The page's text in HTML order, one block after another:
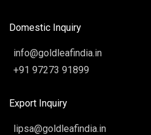
Domestic Inquiry
info@goldleafindia.in
+91 97273 91899
Export Inquiry
lipsa@goldleafindia.in